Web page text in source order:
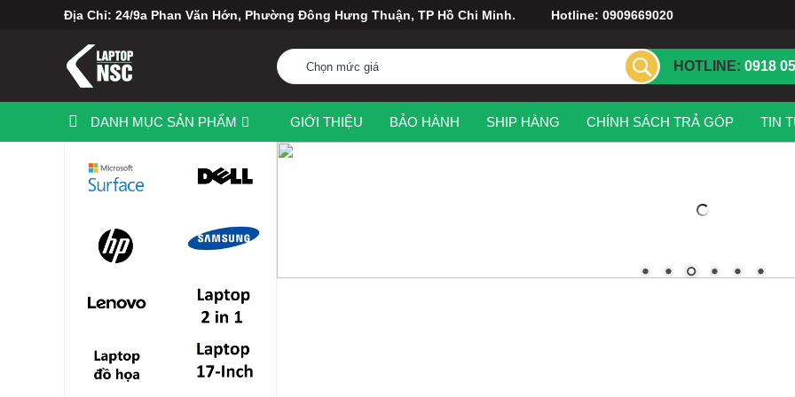
Địa Chỉ: 24/9a Phan Văn Hớn, Phường Đông Hưng Thuận, TP Hồ Chi Minh. Hotline: 0909669020
Chọn mức giá HOTLINE: 0918
DANH MỤC SẢN PHẨM GIỚI THIỆU BẢO HÀNH SHIP HÀNG CHÍNH SÁCH TRẢ GÓP TIN